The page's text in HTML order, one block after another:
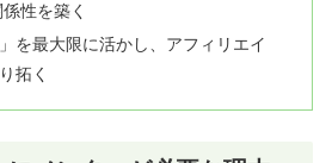
性を築く
を最大限に活かし、アフィリエイ
拓く